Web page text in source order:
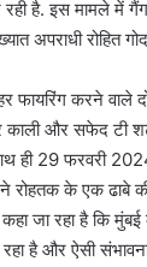
है. इस मामले में
अपराधी रोहित
करने वाले
और सफेद टी
ही 29 फरवरी
रोहतक के एक ढाबे
जा रहा है कि
है और ऐसी